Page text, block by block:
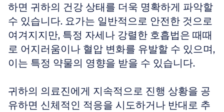
하면 귀하의 건강 상태를 더욱 명확하게 파악할
수 있습니다. 요가는 일반적으로 안전한 것으로
여겨지지만, 특정 자세나 강렬한 호흡법은 때때
로 어지러움이나 혈압 변화를 유발할 수 있으며,
이는 특정 약물의 영향을 받을 수 있습니다.
귀하의 의료진에게 지속적으로 진행 상황을 공
유하면 신체적인 적응을 시도하거나 반대로 추